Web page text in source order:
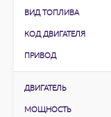
ВИД ТОПЛИВА
КОД ДВИГАТЕЛЯ
ПРИВОД
ДВИГАТЕЛЬ
МОЩНОСТЬ